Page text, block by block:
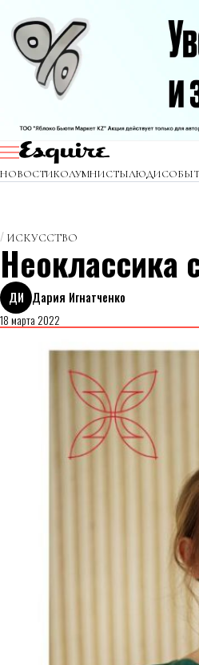
НОВОСТИКОЛУМНИСТЫЛЮДИ
ИСКУССТВО
Неоклассика
ДИ Дария Игнатченко
18 марта 2022